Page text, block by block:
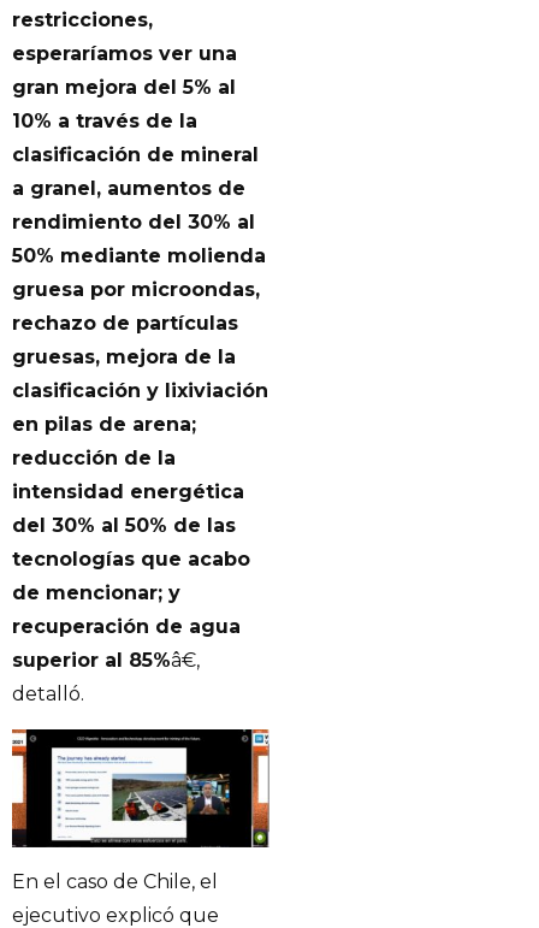
restricciones,
esperaríamos ver una
gran mejora del 5% al
10% a través de la
clasificación de mineral
a granel, aumentos de
rendimiento del 30% al
50% mediante molienda
gruesa por microondas,
rechazo de partículas
gruesas, mejora de la
clasificación y lixiviación
en pilas de arena;
reducción de la
intensidad energética
del 30% al 50% de las
tecnologías que acabo
de mencionar; y
recuperación de agua
superior al 85%â€,
detalló.
En el caso de Chile, el
ejecutivo explicó que